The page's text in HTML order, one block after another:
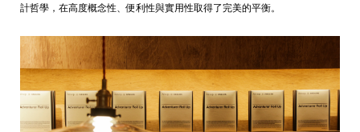
計哲學，在高度概念性、便利性與實用性取得了完美的平衡。